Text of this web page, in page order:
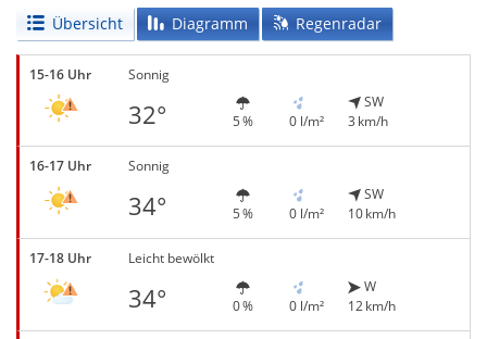
Übersicht Diagramm Regenradar
15-16 Uhr Sonnig
32° 5 % 0 l/m²
SW
3 km/h
16-17 Uhr Sonnig
34° 5 % 0 l/m²
SW
10 km/h
17-18 Uhr Leicht bewölkt
34° 0 % 0 l/m²
W
12 km/h